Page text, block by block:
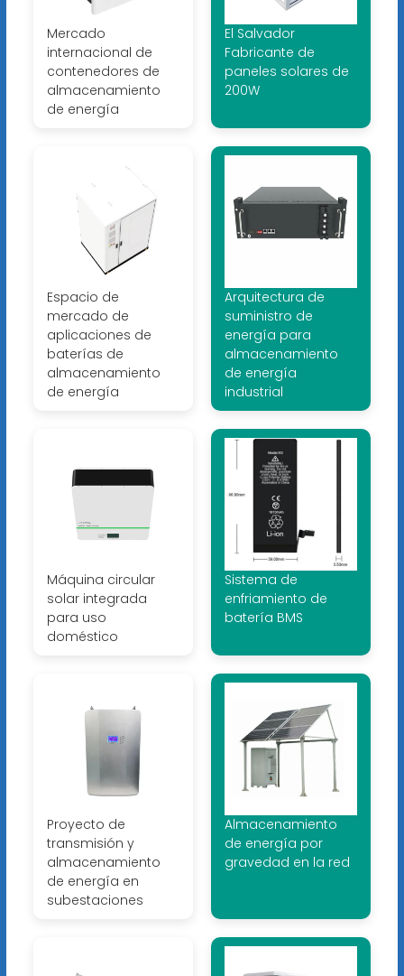
Mercado
internacional de
contenedores de
almacenamiento
de energía
El Salvador
Fabricante de
paneles solares de
200W
Espacio de
mercado de
aplicaciones de
baterías de
almacenamiento
de energía
Arquitectura de
suministro de
energía para
almacenamiento
de energía
industrial
Máquina circular
solar integrada
para uso
doméstico
Sistema de
enfriamiento de
batería BMS
Proyecto de
transmisión y
almacenamiento
de energía en
subestaciones
Almacenamiento
de energía por
gravedad en la red